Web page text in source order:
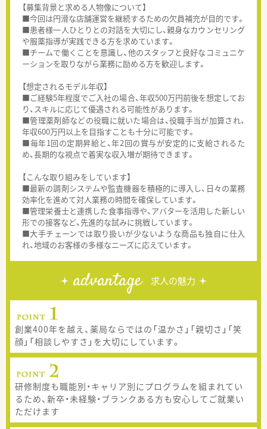
【募集背景と求める人物像について】
■今回は円滑な店舗運営を継続するための欠員補充が目的です。
■患者様一人ひとりとの対話を大切にし、親身なカウンセリング
や服薬指導が実践できる方を求めています。
■チームで働くことを意識し、他のスタッフと良好なコミュニケ
ーションを取りながら業務に励める方を歓迎します。
【想定されるモデル年収】
■ご経験5年程度でご入社の場合、年収500万円前後を想定してお
り、スキルに応じて優遇される可能性があります。
■管理薬剤師などの役職に就いた場合は、役職手当が加算され、
年収600万円以上を目指すことも十分に可能です。
■毎年1回の定期昇給と、年2回の賞与が安定的に支給されるた
め、長期的な視点で着実な収入増が期待できます。
【こんな取り組みをしています】
■最新の調剤システムや監査機器を積極的に導入し、日々の業務
効率化を進めて対人業務の時間を確保しています。
■管理栄養士と連携した食事指導や、アバターを活用した新しい
形での接客など、先進的な試みに挑戦しています。
■大手チェーンでは取り扱いが少ないような商品も独自に仕入
れ、地域のお客様の多様なニーズに応えています。
advantage 求人の魅力
創業400年を越え、薬局ならではの「温かさ」「親切さ」「笑
顔」「相談しやすさ」を大切にしています。
研修制度も職能別・キャリア別にプログラムを組まれてい
るため、新卒・未経験・ブランクある方も安心してご就業い
ただけます